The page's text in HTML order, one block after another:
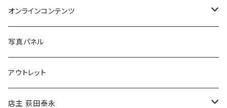
Tシャツ
バッグ
ブックカバー
マグカップ
傘
オンラインコンテンツ
冒険クロストーク
写真パネル
アウトレット
店主 荻田泰永